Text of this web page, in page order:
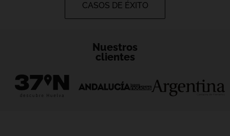
CASOS DE ÉXITO
Nuestros
clientes